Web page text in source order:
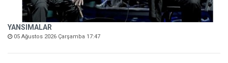
YANSIMALAR
05 Ağustos 2026 Çarşamba 17:47